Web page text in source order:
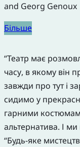
and Georg Genoux
Більше
“Театр має
часу, в якому він
завжди про тут і
сидимо у
гарними
альтернатива. І
“Будь-яке